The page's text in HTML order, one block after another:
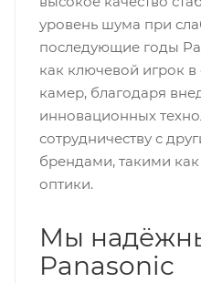
уровень шума при
последующие годы
как ключевой игрок
камер, благодаря
инновационных
сотрудничеству с
брендами, такими
оптики.
Мы
Panasonic